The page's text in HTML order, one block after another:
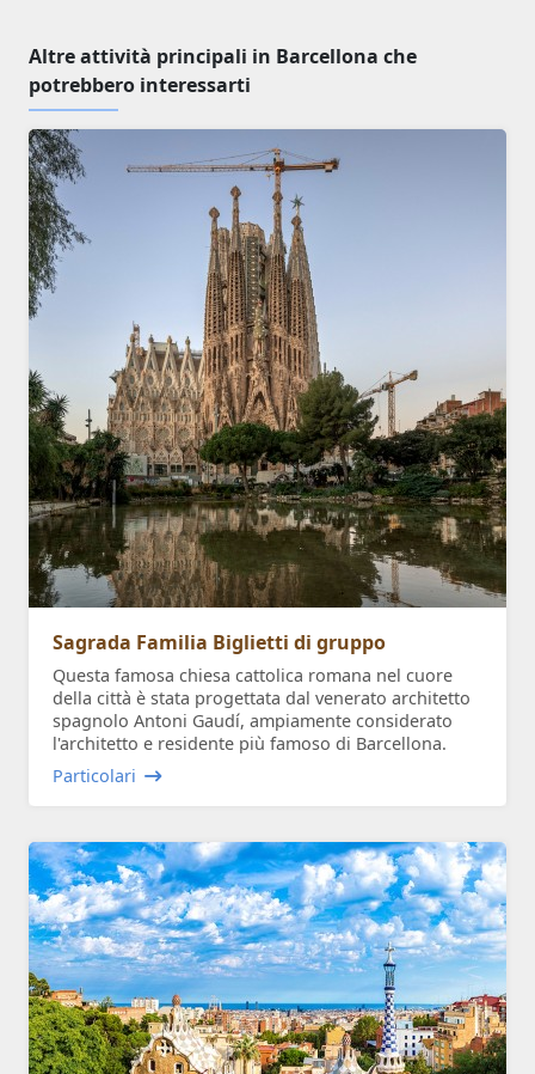
Altre attività principali in Barcellona che
potrebbero interessarti
Sagrada Familia Biglietti di gruppo
Questa famosa chiesa cattolica romana nel cuore
della città è stata progettata dal venerato architetto
spagnolo Antoni Gaudí, ampiamente considerato
l'architetto e residente più famoso di Barcellona.
Particolari